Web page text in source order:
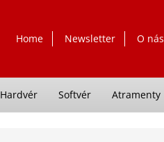
Home Newsletter O nás
Hardvér Softvér Atramenty